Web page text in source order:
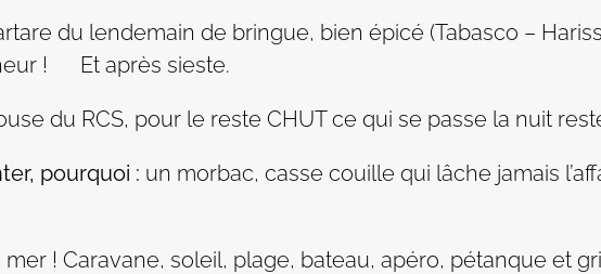
du lendemain de bringue, bien épicé (Tabasco –
! Et après sieste.
du RCS, pour le reste CHUT ce qui se passe la nuit
pourquoi : un morbac, casse couille qui lâche jamais
! Caravane, soleil, plage, bateau, apéro, pétanque et